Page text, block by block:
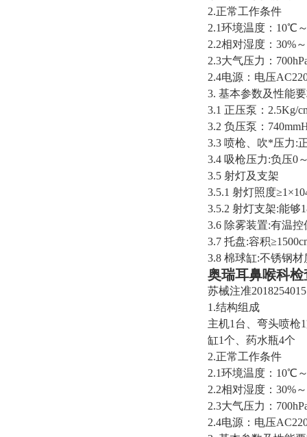
2.正常工作条件
2.1环境温度：10℃
2.2相对湿度：30%
2.3大气压力：
2.4电源：电压
3. 基本参数及性能
3.1 正压泵：2.5Kg/
3.2 负压泵：
3.3 喷枪、吹*压力:
3.4 吸枪压力:负压0
3.5 射灯及支架
3.5.1 射灯照度
3.5.2 射灯支架:能够
3.6 除雾装置:有温
3.7 托盘:容积
3.8 棉球缸:不锈钢
奥瑞耳鼻喉科
苏械注准
1.结构组成
主机1台、弯头喷枪
缸1个、药水瓶4个
2.正常工作条件
2.1环境温度：10℃
2.2相对湿度：30%
2.3大气压力：
2.4电源：电压